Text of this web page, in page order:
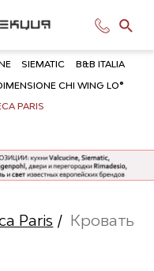
SIEMATIC B&B ITALIA
CHI WING LO®
PARIS
Paris / Кровать